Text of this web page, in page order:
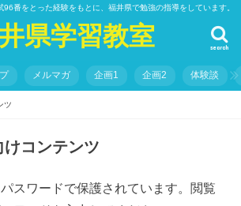
番をとった経験をもとに、福井県で勉強の指導をしています。
県学習教室 search
メルマガ 企画1 企画2 体験談
ツ
コンテンツ
スワードで保護されています。閲覧